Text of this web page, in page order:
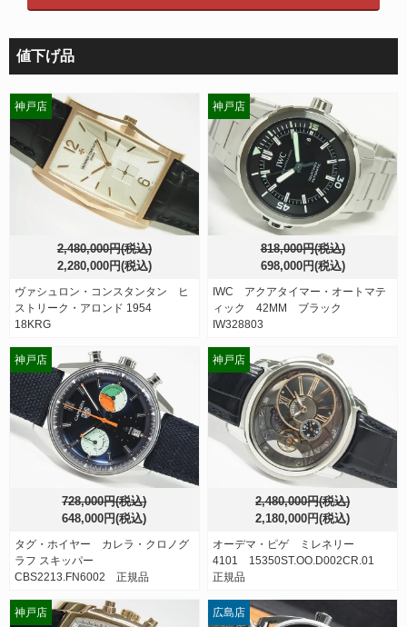
値下げ品
2,480,000円(税込)
2,280,000円(税込)
ヴァシュロン・コンスタンタン ヒ
ストリーク・アロンド 1954
18KRG
神戸店
818,000円(税込)
698,000円(税込)
IWC アクアタイマー・オートマテ
ィック 42MM ブラック
IW328803
神戸店
728,000円(税込)
648,000円(税込)
タグ・ホイヤー カレラ・クロノグ
ラフ スキッパー
CBS2213.FN6002 正規品
神戸店
2,480,000円(税込)
2,180,000円(税込)
オーデマ・ピゲ ミレネリー
4101 15350ST.OO.D002CR.01
正規品
神戸店
神戸店 広島店